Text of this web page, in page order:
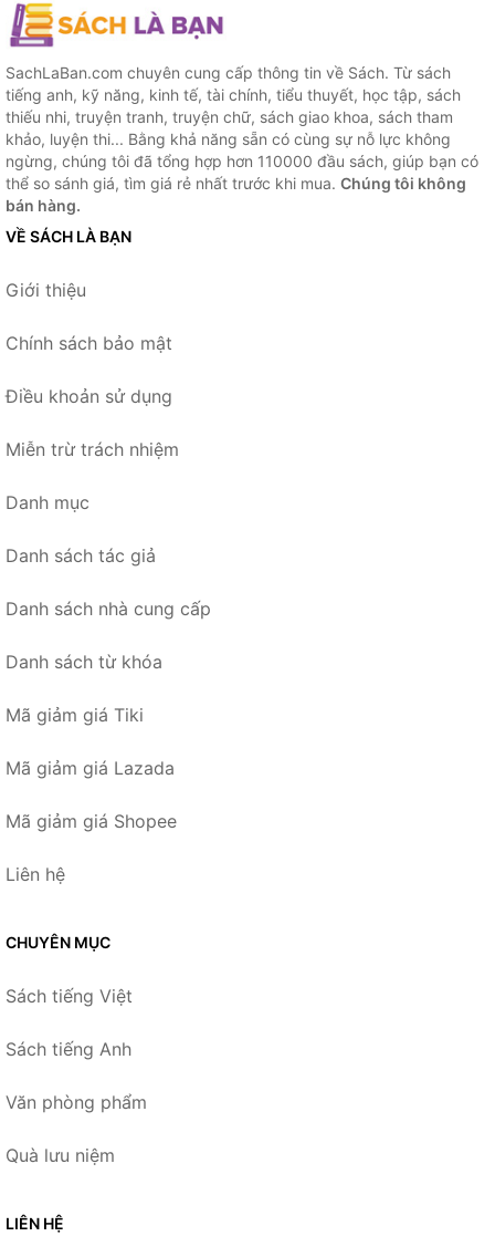
SachLaBan.com chuyên cung cấp thông tin về Sách. Từ sách
tiếng anh, kỹ năng, kinh tế, tài chính, tiểu thuyết, học tập, sách
thiếu nhi, truyện tranh, truyện chữ, sách giao khoa, sách tham
khảo, luyện thi... Bằng khả năng sẵn có cùng sự nỗ lực không
ngừng, chúng tôi đã tổng hợp hơn 110000 đầu sách, giúp bạn có
thể so sánh giá, tìm giá rẻ nhất trước khi mua. Chúng tôi không
bán hàng.
VỀ SÁCH LÀ BẠN
Giới thiệu
Chính sách bảo mật
Điều khoản sử dụng
Miễn trừ trách nhiệm
Danh mục
Danh sách tác giả
Danh sách nhà cung cấp
Danh sách từ khóa
Mã giảm giá Tiki
Mã giảm giá Lazada
Mã giảm giá Shopee
Liên hệ
CHUYÊN MỤC
Sách tiếng Việt
Sách tiếng Anh
Văn phòng phẩm
Quà lưu niệm
LIÊN HỆ